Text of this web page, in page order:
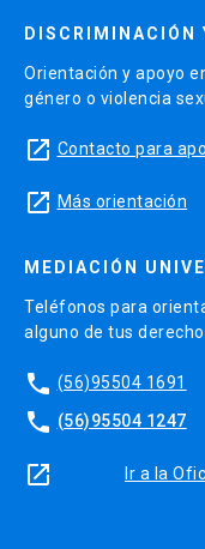
DISCRIMINACIÓN
Orientación y apoyo
género o violencia
launch Contacto para
launch Más orientación
MEDIACIÓN
Teléfonos para
alguno de tus
phone (56)95504 1691
phone (56)95504 1247
launch Ir a la